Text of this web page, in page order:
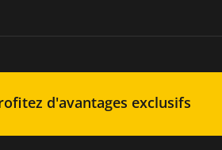
d'avantages exclusifs